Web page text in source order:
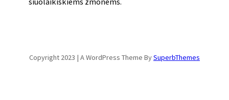
Copyright 2023 | A WordPress Theme BySuperbThemes